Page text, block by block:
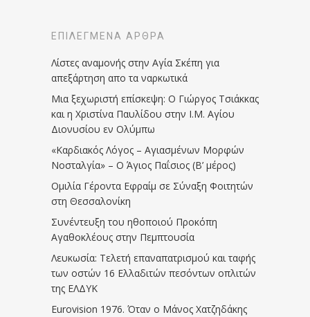
ΕΠΙΛΕΓΜΈΝΑ ΆΡΘΡΑ
Λίστες αναμονής στην Αγία Σκέπη για
απεξάρτηση απο τα ναρκωτικά
Μια ξεχωριστή επίσκεψη: Ο Γιώργος Τσιάκκας
και η Χριστίνα Παυλίδου στην Ι.Μ. Αγίου
Διονυσίου εν Ολύμπω
«Καρδιακός Λόγος – Αγιασμένων Μορφών
Νοσταλγία» – Ο Άγιος Παΐσιος (Β’ μέρος)
Ομιλία Γέροντα Εφραίμ σε Σύναξη Φοιτητών
στη Θεσσαλονίκη
Συνέντευξη του ηθοποιού Προκόπη
Αγαθοκλέους στην Πεμπτουσία
Λευκωσία: Τελετή επαναπατρισμού και ταφής
των οστών 16 Ελλαδιτών πεσόντων οπλιτών
της ΕΛΔΥΚ
Eurovision 1976. Όταν ο Μάνος Χατζηδάκης